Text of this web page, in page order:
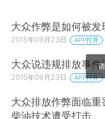
大众作弊是如何被发
2015年09月23日 APP打开
大众说违规排放事
2015年09月23日 APP打开
大众排放作弊面临重
柴油技术遭受打击